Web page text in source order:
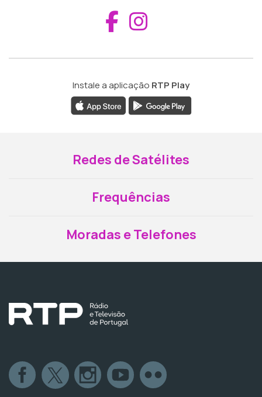
Aceder ao
Instale a aplicação RTP Play
Redes de Satélites
Frequências
Moradas e Telefones